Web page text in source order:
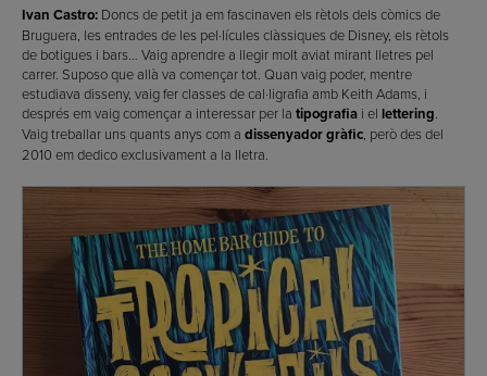
Ivan Castro: Doncs de petit ja em fascinaven els rètols dels còmics de
Bruguera, les entrades de les pel·lícules clàssiques de Disney, els rètols
de botigues i bars… Vaig aprendre a llegir molt aviat mirant lletres pel
carrer. Suposo que allà va començar tot. Quan vaig poder, mentre
estudiava disseny, vaig fer classes de cal·ligrafia amb Keith Adams, i
després em vaig començar a interessar per la tipografia i el lettering.
Vaig treballar uns quants anys com a dissenyador gràfic, però des del
2010 em dedico exclusivament a la lletra.